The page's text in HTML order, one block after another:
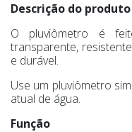
Descrição do produto
O pluviômetro é
transparente,
e durável.
Use um pluviômetro
atual de água.
Função